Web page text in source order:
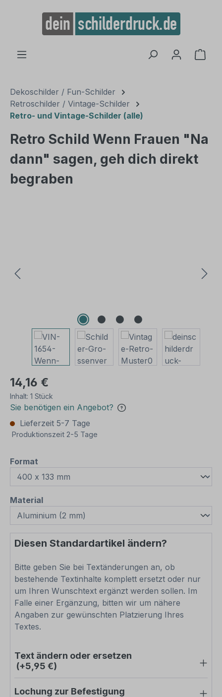
springen
Dekoschilder / Fun-Schilder
Retroschilder / Vintage-Schilder
Retro- und Vintage-Schilder (alle)
Retro Schild Wenn Frauen "Na
dann" sagen, geh dich direkt
begraben
14,16 €
Inhalt: 1 Stück
Sie benötigen ein Angebot?
Lieferzeit 5-7 Tage
Produktionszeit 2-5 Tage
Format
Materialauswählen
Diesen Standardartikel ändern?
Bitte geben Sie bei Textänderungen an, ob
bestehende Textinhalte komplett ersetzt oder nur
um Ihren Wunschtext ergänzt werden sollen. Im
Falle einer Ergänzung, bitten wir um nähere
Angaben zur gewünschten Platzierung Ihres
Textes.
Text ändern oder ersetzen
(+5,95 €)
Lochung zur Befestigung